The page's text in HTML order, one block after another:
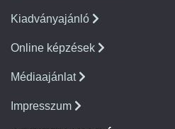
Kiadványajánló
Online képzések
Médiaajánlat
Impresszum